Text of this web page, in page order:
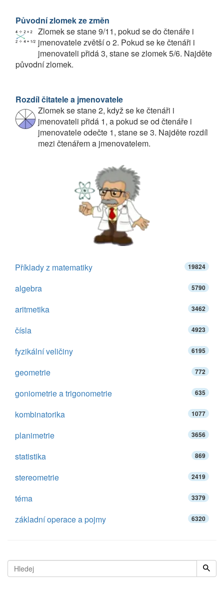
Původní zlomek ze změn
Zlomek se stane 9/11, pokud se do čtenáře i
jmenovatele zvětší o 2. Pokud se ke čtenáři i
jmenovateli přidá 3, stane se zlomek 5/6. Najděte
původní zlomek.
Rozdíl čitatele a jmenovatele
Zlomek se stane 2, když se ke čtenáři i
jmenovateli přidá 1, a pokud se od čtenáře i
jmenovatele odečte 1, stane se 3. Najděte rozdíl
mezi čtenářem a jmenovatelem.
Příklady z matematiky 19824
algebra 5790
aritmetika 3462
čísla 4923
fyzikální veličiny 6195
geometrie 772
goniometrie a trigonometrie 635
kombinatorika 1077
planimetrie 3656
statistika 869
stereometrie 2419
téma 3379
základní operace a pojmy 6320